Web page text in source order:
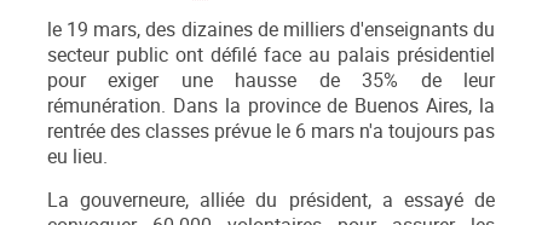
le 19 mars, des dizaines de milliers d'enseignants du
secteur public ont défilé face au palais présidentiel
pour exiger une hausse de 35% de leur
rémunération. Dans la province de Buenos Aires, la
rentrée des classes prévue le 6 mars n'a toujours pas
eu lieu.
La gouverneure, alliée du président, a essayé de